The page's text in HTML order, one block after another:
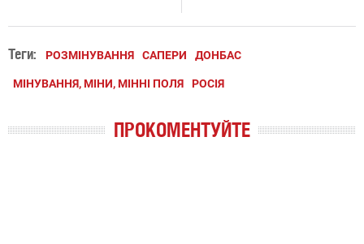
Теги: РОЗМІНУВАННЯ САПЕРИ ДОНБАС
МІНУВАННЯ, МІНИ, МІННІ ПОЛЯ РОСІЯ
ПРОКОМЕНТУЙТЕ